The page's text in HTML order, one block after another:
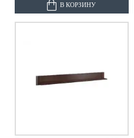
В КОРЗИНУ